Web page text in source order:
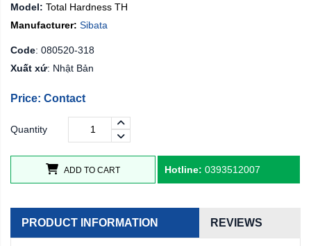
Model: Total Hardness TH
Manufacturer: Sibata
Code: 080520-318
Xuất xứ: Nhật Bản
Price: Contact
Quantity
ADD TO CART Hotline: 0393512007
PRODUCT INFORMATION REVIEWS